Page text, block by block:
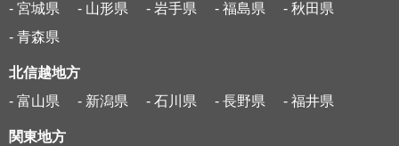
- 宮城県
- 山形県 - 岩手県 - 福島県
- 秋田県
- 青森県
北信越地方
- 富山県
- 新潟県 - 石川県 - 長野県 - 福井県
関東地方